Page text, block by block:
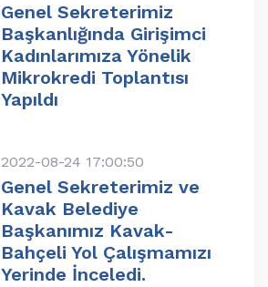
Genel Sekreterimiz
Başkanlığında Girişimci
Kadınlarımıza Yönelik
Mikrokredi Toplantısı
Yapıldı
2022-08-24 17:00:50
Genel Sekreterimiz ve
Kavak Belediye
Başkanımız Kavak-
Bahçeli Yol Çalışmamızı
Yerinde İnceledi.